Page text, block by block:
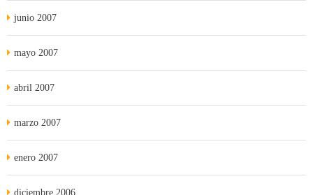
junio 2007
mayo 2007
abril 2007
marzo 2007
enero 2007
diciembre 2006